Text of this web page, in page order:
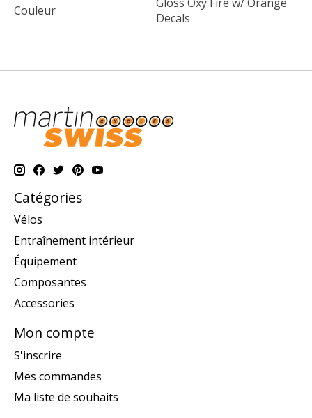
Couleur
Decals
Catégories
Vélos
Entraînement intérieur
Équipement
Composantes
Accessories
Mon compte
S'inscrire
Mes commandes
Ma liste de souhaits